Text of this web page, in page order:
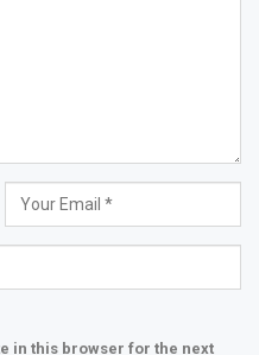
in this browser for the next